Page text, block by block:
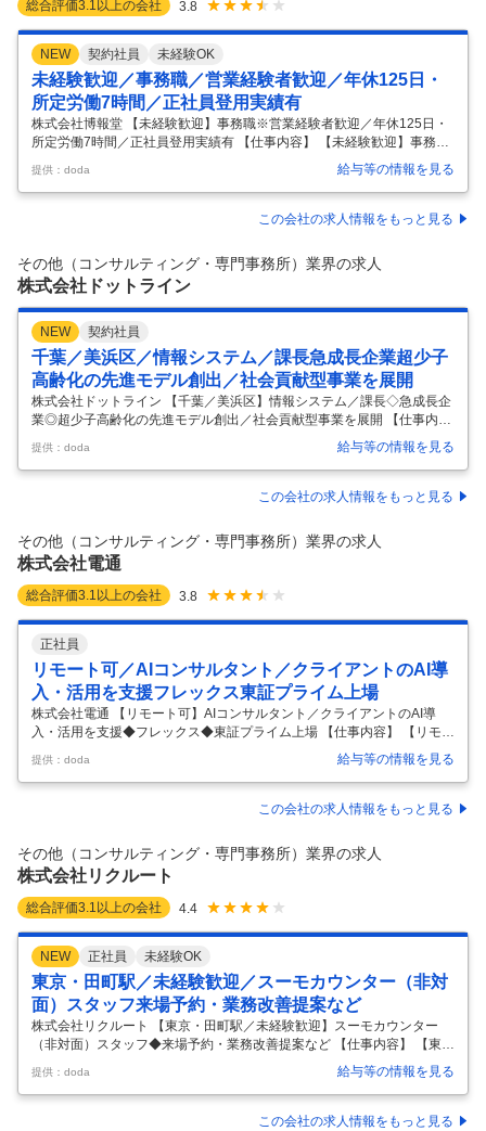
総合評価3.1 以上の会社 3.8
NEW 契約社員 未経験OK
未経験歓迎／事務職／営業経験者歓迎／年休125日・
所定労働7時間／正社員登用実績有
株式会社博報堂 【未経験歓迎】事務職※営業経験者歓迎／年休125日・
所定労働7時間／正社員登用実績有 【仕事内容】 【未経験歓迎】事務職
※営業経験者歓迎／年休125日・所定労働7時間／正社員登用実績有 【具
体的な仕事内容】 <異業界からの入社者活躍中キャリアチェンジ可能／
国内トップクラスのスケール/営業職から転向希望者歓迎> 【職務内容】
配属部署の基幹業務の円滑な推進をサポートする事務業務全般をご担当
算管理等の経理業務など幅広い業務に対応いただきます。ご経験や適性
等に応じて担当いただく業務を決定いたします。 【具体的な業務内容
提供：doda 給与等の情報を見る
この会社の求人情報をもっと見る
その他（コンサルティング・専門事務所）業界の求人
株式会社ドットライン
NEW 契約社員
千葉／美浜区／情報システム／課長急成長企業超少子
高齢化の先進モデル創出／社会貢献型事業を展開
株式会社ドットライン 【千葉／美浜区】情報システム／課長◇急成長企
業◎超少子高齢化の先進モデル創出／社会貢献型事業を展開 【仕事内
容】 【千葉／美浜区】情報システム／課長◇急成長企業◎超少子高齢化
の先進モデル創出／社会貢献型事業を展開 【具体的な仕事内容】 訪問医
療・放デイ・就労支援など複数の社会福祉事業を展開／人の暮らしを支
える社会インフラ ＝求人のポイント＝ ◇SaaS・AIを活用した社内DX推
用支援 ◇急成長する医療・福祉グループをITから支える環境 ■募集背
景： 当グループは、障がい福祉事業を中心に圧倒的な…
提供：doda 給与等の情報を見る
この会社の求人情報をもっと見る
その他（コンサルティング・専門事務所）業界の求人
株式会社電通
総合評価3.1 以上の会社 3.8
正社員
リモート可／AIコンサルタント／クライアントのAI導
入・活用を支援フレックス東証プライム上場
株式会社電通 【リモート可】AIコンサルタント／クライアントのAI導
入・活用を支援◆フレックス◆東証プライム上場 【仕事内容】 【リモー
ト可】AIコンサルタント／クライアントのAI導入・活用を支援◆フレッ
クス◆東証プライム上場 【具体的な仕事内容】 【クライアントの抱える
事業課題をAIコンサルタントして支援／広告代理店として日本トップク
ラスのシェアを誇る／働き方改革制度実施】 ■業務概要： 電通が掲げて
ーメーションを担って頂けるAIコンサルタントを募集します。 ■業務内
容： 電通ならではのケイパビリティ（…
提供：doda 給与等の情報を見る
この会社の求人情報をもっと見る
その他（コンサルティング・専門事務所）業界の求人
株式会社リクルート
総合評価3.1 以上の会社 4.4
NEW 正社員 未経験OK
東京・田町駅／未経験歓迎／スーモカウンター（非対
面）スタッフ来場予約・業務改善提案など
株式会社リクルート 【東京・田町駅／未経験歓迎】スーモカウンター
（非対面）スタッフ◆来場予約・業務改善提案など 【仕事内容】 【東
京・田町駅／未経験歓迎】スーモカウンター（非対面）スタッフ◆来場
予約・業務改善提案など 【具体的な仕事内容】 ★業務内容 スーモカウ
ンターにおける、『お客様の来場予約・業務改善提案・新規施策検討』
※電話コミュニケーションのみ ※スーモカウンターとは：注文住宅や新
提供：doda 給与等の情報を見る
この会社の求人情報をもっと見る